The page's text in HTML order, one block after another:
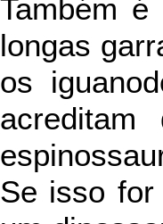
Também
longas
os
Se isso